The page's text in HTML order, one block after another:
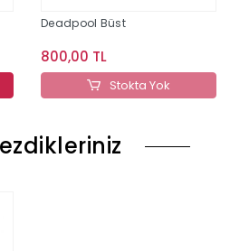
Deadpool Büst
800,00 TL
Stokta Yok